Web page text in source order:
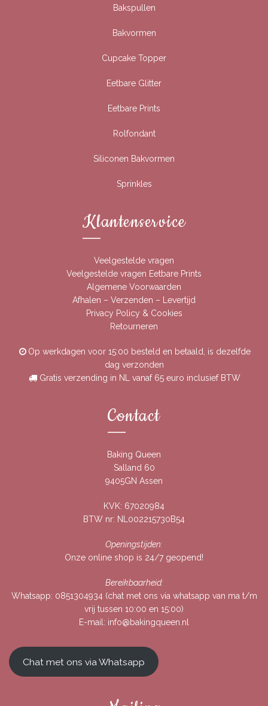
Bakspullen
Bakvormen
Cupcake Topper
Eetbare Glitter
Eetbare Prints
Rolfondant
Siliconen Bakvormen
Sprinkles
Klantenservice
Veelgestelde vragen
Veelgestelde vragen Eetbare Prints
Algemene Voorwaarden
Afhalen – Verzenden – Levertijd
Privacy Policy & Cookies
Retourneren
Op werkdagen voor 15:00 besteld en betaald, is dezelfde
dag verzonden
Gratis verzending in NL vanaf 65 euro inclusief BTW
Contact
Baking Queen
Salland 60
9405GN Assen
KVK: 67020984
BTW nr: NL002215730B54
Openingstijden:
Onze online shop is 24/7 geopend!
Bereikbaarheid:
Whatsapp: 0851304934(chat met ons via whatsapp van ma t/m
vrij tussen 10:00 en 15:00)
E-mail: info@bakingqueen.nl
Chat met ons via Whatsapp